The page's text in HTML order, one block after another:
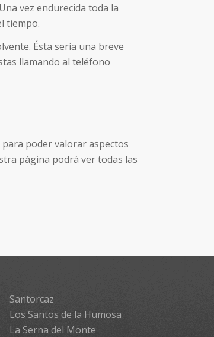
vez endurecida toda la
tiempo.
Ésta sería una breve
llamando al teléfono
poder valorar aspectos
página podrá ver todas las
Santorcaz
Los Santos de la Humosa
La Serna del Monte